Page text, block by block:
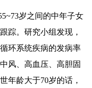
73岁之间的中年子女
踪。研究小组发现，
循环系统疾病的发病率
中风 高血压
高胆固
年龄大于70岁的话，